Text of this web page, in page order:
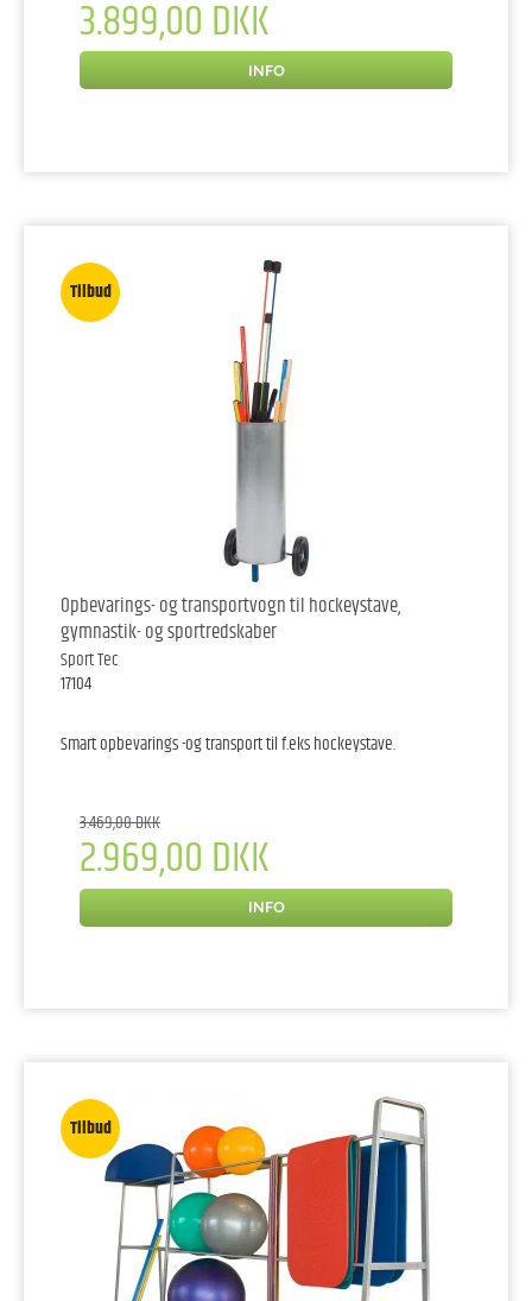
3.899,00 DKK
INFO
Tilbud
Opbevarings- og transportvogn til hockeystave,
gymnastik- og sportredskaber
Sport Tec
17104
Smart opbevarings -og transport til f.eks hockeystave.
3.469,00 DKK
2.969,00 DKK
INFO
Tilbud